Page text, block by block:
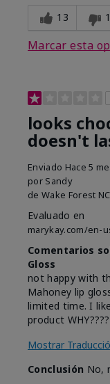
13 1
Marcar esta
looks
doesn't
Enviado Hace 5
por Sandy
de Wake Forest NC
Evaluado en
marykay.com/en-
Comentarios
Gloss
not happy with
Mahoney lip
limited time. I
product
Mostrar
Conclusión No,